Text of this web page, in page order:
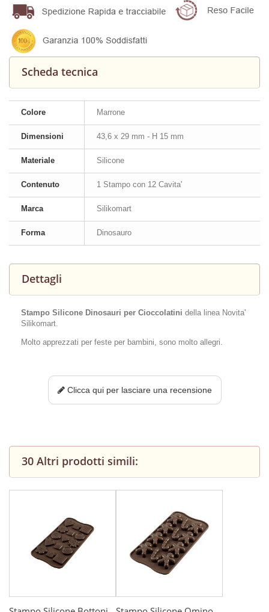
Scheda tecnica
Colore Marrone
Dimensioni 43,6 x 29 mm - H 15 mm
Materiale Silicone
Contenuto 1 Stampo con 12 Cavita'
Marca Silikomart
Forma Dinosauro
Dettagli
Stampo Silicone Dinosauri per Cioccolatini della linea Novita'
Silikomart.
Molto apprezzati per feste per bambini, sono molto allegri.
Clicca qui per lasciare una recensione
30 Altri prodotti simili: